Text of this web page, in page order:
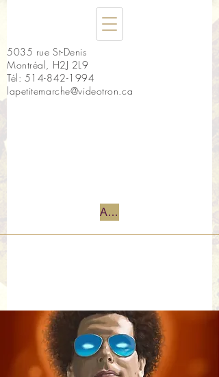
5035 rue St-Denis
Montréal, H2J 2L9
Tél: 514-842-1994
lapetitemarche@videotron.ca
Accueil